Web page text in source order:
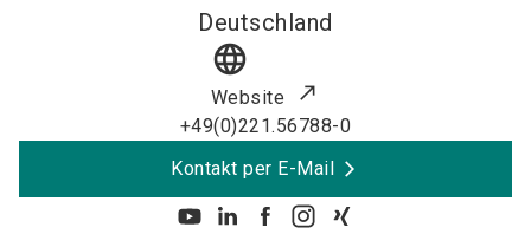
Deutschland
language
Website
+49(0)221.56788-0
Kontakt per E-Mail